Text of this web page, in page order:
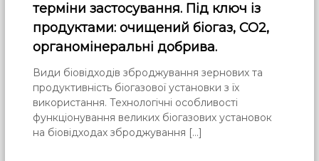
терміни застосування. Під ключ із
продуктами: очищений біогаз, СО2,
органомінеральні добрива.
Види біовідходів зброджування зернових та
продуктивність біогазової установки з їх
використання. Технологічні особливості
функціонування великих біогазових установок
на біовідходах зброджування […]